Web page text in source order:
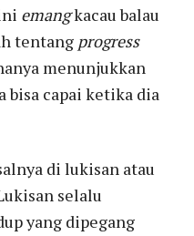
emangkacau balau
tentang progress
menunjukkan
bisa capai ketika dia
di lukisan atau
selalu
yang dipegang